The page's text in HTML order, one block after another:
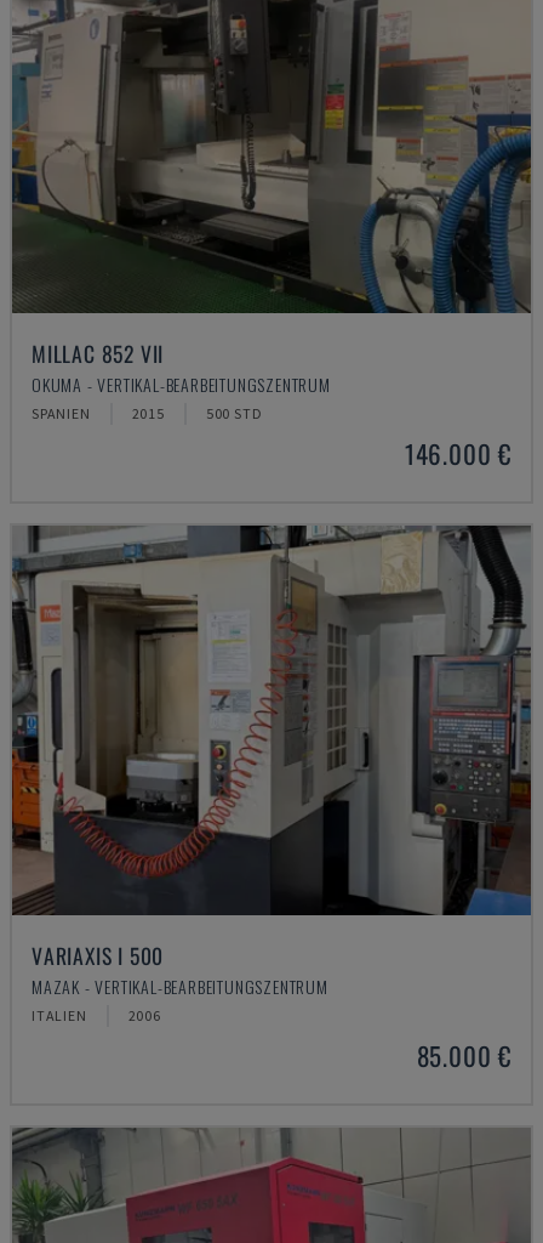
MILLAC 852 VII
OKUMA - VERTIKAL-BEARBEITUNGSZENTRUM
SPANIEN 2015 500 STD
146.000 €
VARIAXIS I 500
MAZAK - VERTIKAL-BEARBEITUNGSZENTRUM
ITALIEN 2006
85.000 €